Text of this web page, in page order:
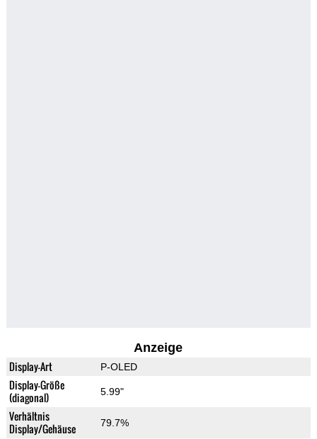
Anzeige
Display-Art P-OLED
Display-Größe
(diagonal)
5.99"
Verhältnis
Display/Gehäuse
79.7%